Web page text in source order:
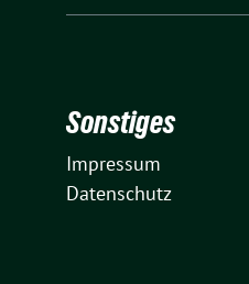
Sonstiges
Impressum
Datenschutz